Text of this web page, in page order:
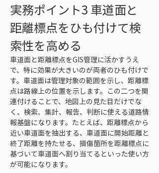
実務ポイント3 車道面と
距離標点をひも付けて検
索性を高める
車道面と距離標点をGIS管理に活かすうえ
で、特に効果が大きいのが両者のひも付けで
す。車道面は管理対象の範囲を示し、距離標
点は路線上の位置を示します。この二つを関
連付けることで、地図上の見た目だけでな
く、検索、集計、報告、判断に使える道路情
報基盤になります。たとえば、距離標点から
近い車道面を抽出する、車道面に開始距離と
終了距離を持たせる、損傷箇所を距離標点に
基づいて車道面へ割り当てるといった使い方
が可能になります。